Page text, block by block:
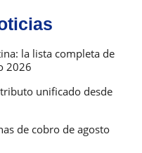
la lista completa de
2026
unificado desde
de cobro de agosto